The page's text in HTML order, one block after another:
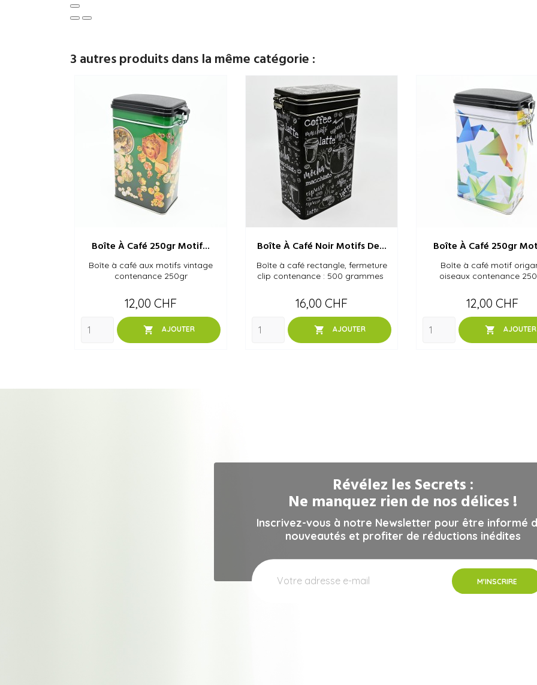
3 autres produits dans la même catégorie :
Boîte À Café 250gr Motif...
Boîte à café aux motifs vintage
contenance 250gr
Prix
12,00 CHF
 AJOUTER
Boîte À Café Noir Motifs De...
Boîte à café rectangle, fermeture
clip contenance : 500 grammes
Prix
16,00 CHF
 AJOUTER
Boîte À Café 250gr
Boîte à café motif
oiseaux contenance
Prix
12,00 CHF
 AJOUTER
Révélez les Secrets :
Ne manquez rien de nos délices !
Inscrivez-vous à notre Newsletter pour être informé
nouveautés et profiter de réductions inédites